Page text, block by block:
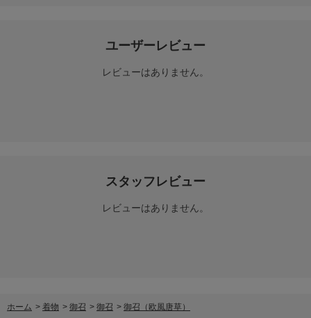
ユーザーレビュー
レビューはありません。
スタッフレビュー
レビューはありません。
ホーム > 着物 > 御召 > 御召 > 御召（欧風唐草）